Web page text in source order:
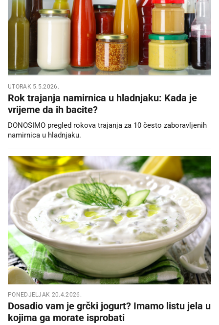
UTORAK 5.5.2026.
Rok trajanja namirnica u hladnjaku: Kada je
vrijeme da ih bacite?
DONOSIMO pregled rokova trajanja za 10 često zaboravljenih
namirnica u hladnjaku.
PONEDJELJAK 20.4.2026.
Dosadio vam je grčki jogurt? Imamo listu jela u
kojima ga morate isprobati